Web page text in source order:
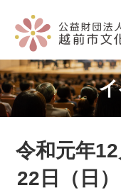
へ
ス
キ
ッ
プ
ョ
ン
に
移
動
令和元年
22日（日